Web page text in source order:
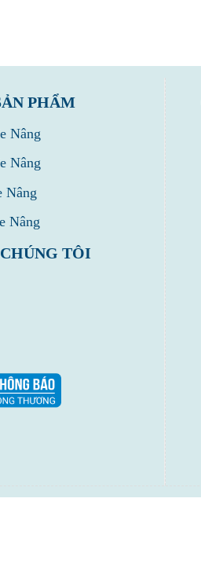
PHẨM
Nâng
Nâng
Nâng
Nâng
TÔI